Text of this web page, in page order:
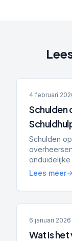
4 februari
Schulden
past bij
Schulden
dat je de
Lees meer
6 januari 2026
Wat is